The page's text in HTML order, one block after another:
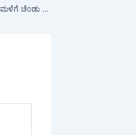
Chikkaballapur : ಗಾಳಿ-ಮಳೆಗೆ ಚೆಂಡು ಹೂ ಬೆಳೆ ನಾಶ – ಸಂಕಷ್ಟದಲ್ಲಿ ರೈತ, ಪರಿಹಾರಕ್ಕೆ ಮೊರೆ…!